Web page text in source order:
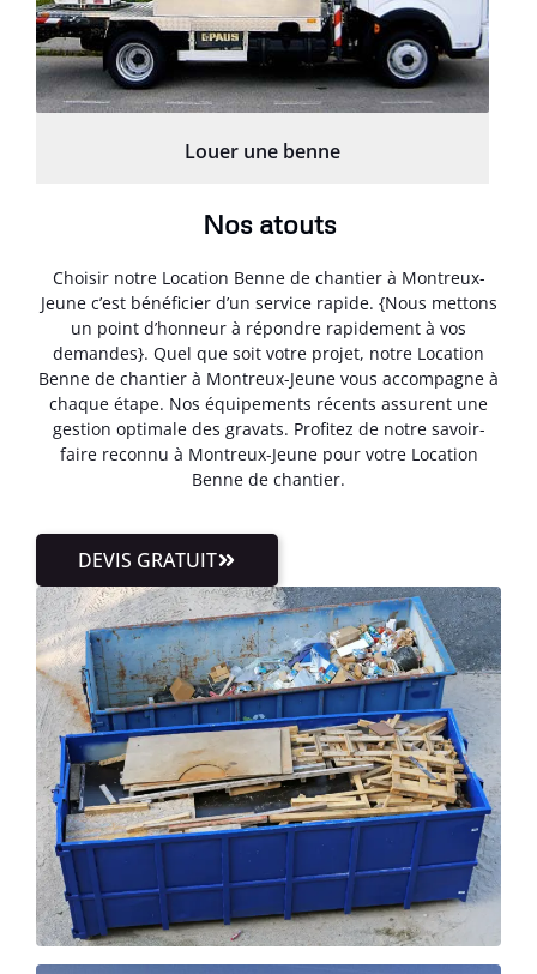
Louer une benne
Nos atouts
Choisir notre Location Benne de chantier à Montreux-
Jeune c’est bénéficier d’un service rapide. {Nous mettons
un point d’honneur à répondre rapidement à vos
demandes}. Quel que soit votre projet, notre Location
Benne de chantier à Montreux-Jeune vous accompagne à
chaque étape. Nos équipements récents assurent une
gestion optimale des gravats. Profitez de notre savoir-
faire reconnu à Montreux-Jeune pour votre Location
Benne de chantier.
DEVIS GRATUIT